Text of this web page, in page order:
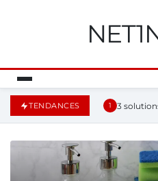
TENDANCES 1 3